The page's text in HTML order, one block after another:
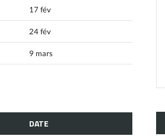
17 fév
24 fév
9 mars
DATE